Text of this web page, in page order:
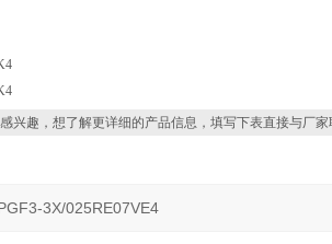
感兴趣，想了解更详细的产品信息，填写下表直接与厂家